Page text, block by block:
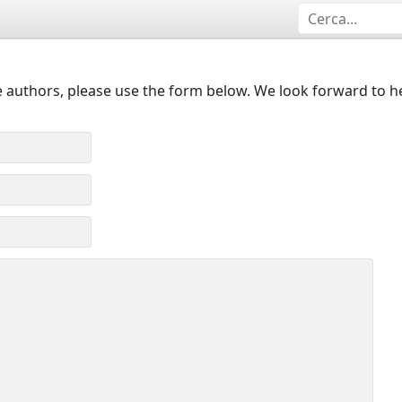
please use the form below. We look forward to